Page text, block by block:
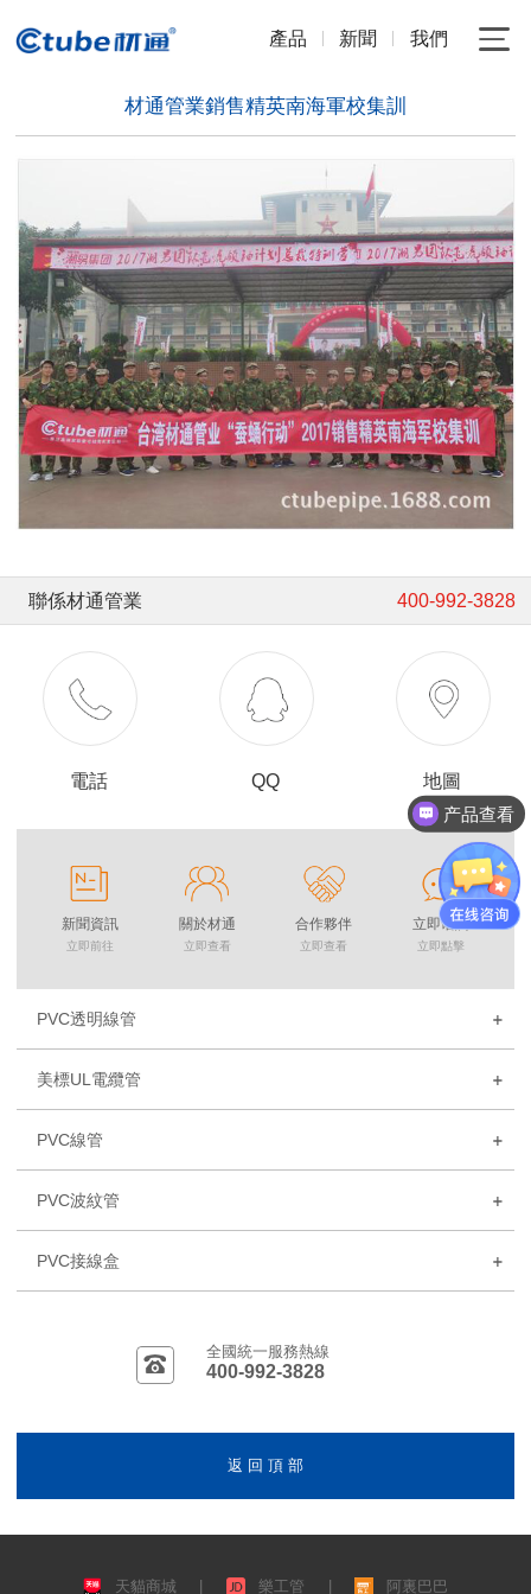
產品 新聞 我們
材通管業銷售精英南海軍校集訓
聯係材通管業 400-992-3828
電話 QQ 地圖
新聞資訊
立即前往
關於材通
立即查看
合作夥伴
立即查看
立即谘詢
立即點擊
PVC透明線管
美標UL電纜管
PVC線管
PVC波紋管
PVC接線盒
全國統一服務熱線
400-992-3828
返 回 頂 部
天貓商城 樂工管 阿裏巴巴
产品查看